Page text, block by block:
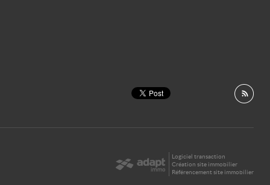
Logiciel transaction
Création site immobilier
Référencement site immobilier